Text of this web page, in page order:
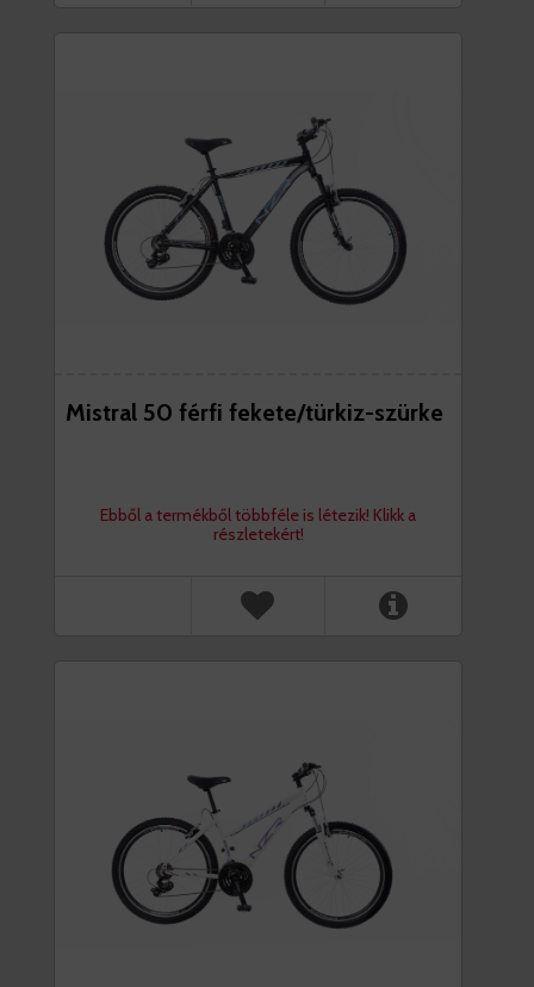
Mistral 50 férfi fekete/türkiz-szürke
Ebből a termékből többféle is létezik! Klikk a
részletekért!